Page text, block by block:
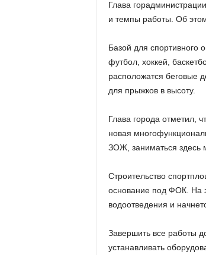
Глава
и темпы работы. Об
Базой для спортивного
футбол, хоккей,
расположатся беговые
для прыжков в высоту.
Глава города отметил,
новая
ЗОЖ, заниматься здесь
Строительство
основание под ФОК. На
водоотведения и
Завершить все работы
устанавливать